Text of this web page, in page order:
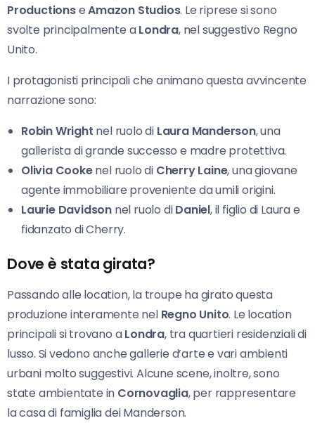
ProductionseAmazon Studios. Le riprese si sono
svolte principalmente aLondra, nel suggestivo Regno
Unito.
I protagonisti principali che animano questa avvincente
narrazione sono:
Robin Wright nel ruolo di Laura Manderson, una
gallerista di grande successo e madre protettiva.
Olivia Cookenel ruolo di Cherry Laine, una giovane
agente immobiliare proveniente da umili origini.
Laurie Davidson nel ruolo diDaniel, il figlio di Laura e
fidanzato di Cherry.
Dove è stata girata?
Passando alle location, la troupe ha girato questa
produzione interamente nel Regno Unito. Le location
principali si trovano aLondra, tra quartieri residenziali di
lusso. Si vedono anche gallerie d’arte e vari ambienti
urbani molto suggestivi. Alcune scene, inoltre, sono
state ambientate in Cornovaglia, per rappresentare
la casa di famiglia dei Manderson.